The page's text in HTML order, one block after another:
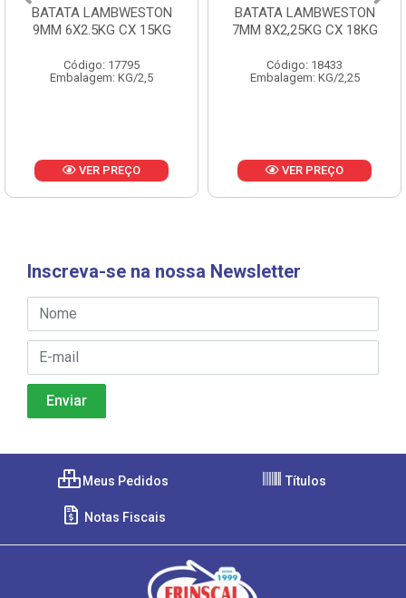
BATATA LAMBWESTON
9MM 6X2.5KG CX 15KG
Código: 17795
Embalagem: KG/2,5
VER PREÇO
BATATA LAMBWESTON
7MM 8X2,25KG CX 18KG
Código: 18433
Embalagem: KG/2,25
VER PREÇO
Inscreva-se na nossa Newsletter
Meus Pedidos Títulos
Notas Fiscais